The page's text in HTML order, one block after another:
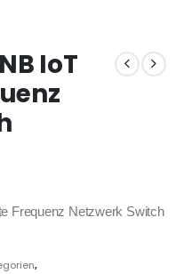
IoT
Frequenz Netzwerk Switch
,